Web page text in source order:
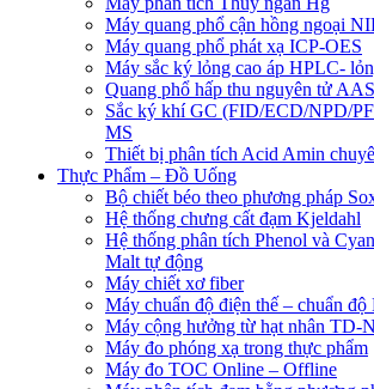
Máy quang phổ cận hồng ngoại
Máy quang phổ phát xạ ICP-OES
Máy sắc ký lỏng cao áp HPLC-
Quang phổ hấp thu nguyên tử AAS
Sắc ký khí GC (FID/ECD/NPD/
MS
Thiết bị phân tích Acid Amin
Thực Phẩm – Đồ Uống
Bộ chiết béo theo phương pháp
Hệ thống chưng cất đạm Kjeldahl
Hệ thống phân tích Phenol và
Malt tự động
Máy chiết xơ fiber
Máy chuẩn độ điện thế – chuẩn
Máy cộng hưởng từ hạt nhân TD-
Máy đo phóng xạ trong thực phẩm
Máy đo TOC Online – Offline